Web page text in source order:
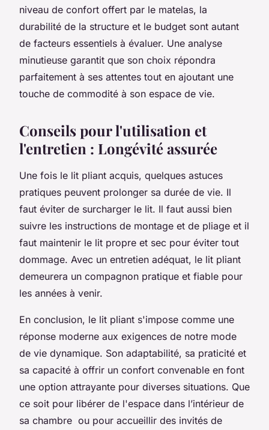
niveau de confort offert par le matelas, la
durabilité de la structure et le budget sont autant
de facteurs essentiels à évaluer. Une analyse
minutieuse garantit que son choix répondra
parfaitement à ses attentes tout en ajoutant une
touche de commodité à son espace de vie.
Conseils pour l'utilisation et
l'entretien : Longévité assurée
Une fois le lit pliant acquis, quelques astuces
pratiques peuvent prolonger sa durée de vie. Il
faut éviter de surcharger le lit. Il faut aussi bien
suivre les instructions de montage et de pliage et il
faut maintenir le lit propre et sec pour éviter tout
dommage. Avec un entretien adéquat, le lit pliant
demeurera un compagnon pratique et fiable pour
les années à venir.
En conclusion, le lit pliant s'impose comme une
réponse moderne aux exigences de notre mode
de vie dynamique. Son adaptabilité, sa praticité et
sa capacité à offrir un confort convenable en font
une option attrayante pour diverses situations. Que
ce soit pour libérer de l'espace dans l’intérieur de
sa chambre ou pour accueillir des invités de